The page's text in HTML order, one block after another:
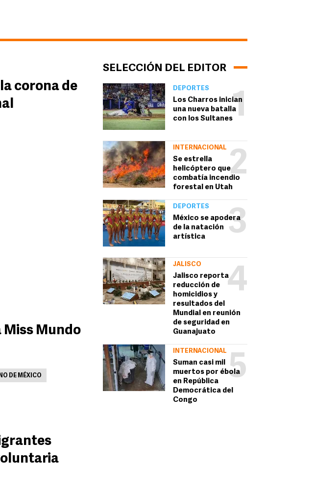
SELECCIÓN DEL EDITOR
1
DEPORTES
Los Charros inician
una nueva batalla
con los Sultanes
2
INTERNACIONAL
Se estrella
helicóptero que
combatía incendio
forestal en Utah
3
DEPORTES
México se apodera
de la natación
artística
4
JALISCO
Jalisco reporta
reducción de
homicidios y
resultados del
Mundial en reunión
de seguridad en
Guanajuato
5
INTERNACIONAL
Suman casi mil
muertos por ébola
en República
Democrática del
Congo
corona de
Miss Mundo
DE MÉXICO